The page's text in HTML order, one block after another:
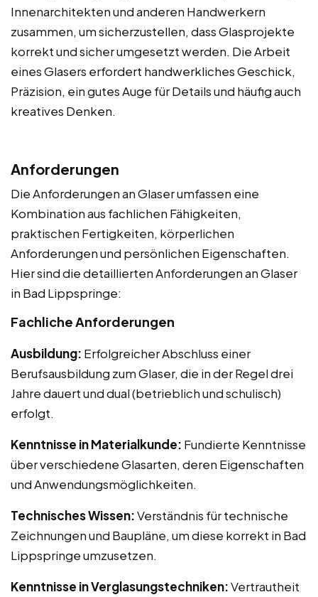
Innenarchitekten und anderen Handwerkern
zusammen, um sicherzustellen, dass Glasprojekte
korrekt und sicher umgesetzt werden. Die Arbeit
eines Glasers erfordert handwerkliches Geschick,
Präzision, ein gutes Auge für Details und häufig auch
kreatives Denken.
Anforderungen
Die Anforderungen an Glaser umfassen eine
Kombination aus fachlichen Fähigkeiten,
praktischen Fertigkeiten, körperlichen
Anforderungen und persönlichen Eigenschaften.
Hier sind die detaillierten Anforderungen an Glaser
in Bad Lippspringe:
Fachliche Anforderungen
Ausbildung: Erfolgreicher Abschluss einer
Berufsausbildung zum Glaser, die in der Regel drei
Jahre dauert und dual (betrieblich und schulisch)
erfolgt.
Kenntnisse in Materialkunde: Fundierte Kenntnisse
über verschiedene Glasarten, deren Eigenschaften
und Anwendungsmöglichkeiten.
Technisches Wissen:Verständnis für technische
Zeichnungen und Baupläne, um diese korrekt in Bad
Lippspringe umzusetzen.
Kenntnisse in Verglasungstechniken:Vertrautheit